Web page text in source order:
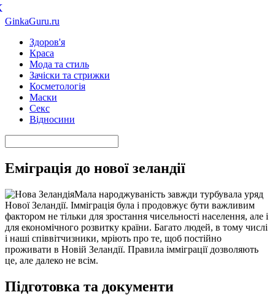
GinkaGuru.ru
Здоров'я
Краса
Мода та стиль
Зачіски та стрижки
Косметологія
Маски
Секс
Відносини
Еміграція до нової зеландії
Мала народжуваність завжди турбувала уряд
Нової Зеландії. Імміграція була і продовжує бути важливим
фактором не тільки для зростання чисельності населення, але і
для економічного розвитку країни. Багато людей, в тому числі
і наші співвітчизники, мріють про те, щоб постійно
проживати в Новій Зеландії. Правила імміграції дозволяють
це, але далеко не всім.
Підготовка та документи